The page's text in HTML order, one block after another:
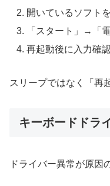
開いているソフト
「スタート」→「
再起動後に入力確
スリープではなく「再
キーボードドラ
ドライバー異常が原因